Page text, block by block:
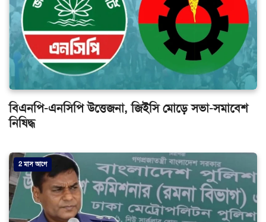
বিএনপি-এনসিপি উত্তেজনা, জিইসি মোড়ে সভা-সমাবেশ
নিষিদ্ধ
2 মাস আগে